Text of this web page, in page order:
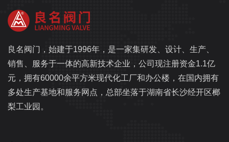
良名阀门，始建于1996年，是一家集研发、设计、生产、
销售、服务于一体的高新技术企业，公司现注册资金1.1亿
元，拥有60000余平方米现代化工厂和办公楼，在国内拥有
多处生产基地和服务网点，总部坐落于湖南省长沙经开区榔
梨工业园。